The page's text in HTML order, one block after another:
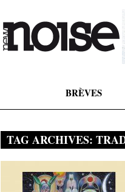
BRÈVES
TAG ARCHIVES: